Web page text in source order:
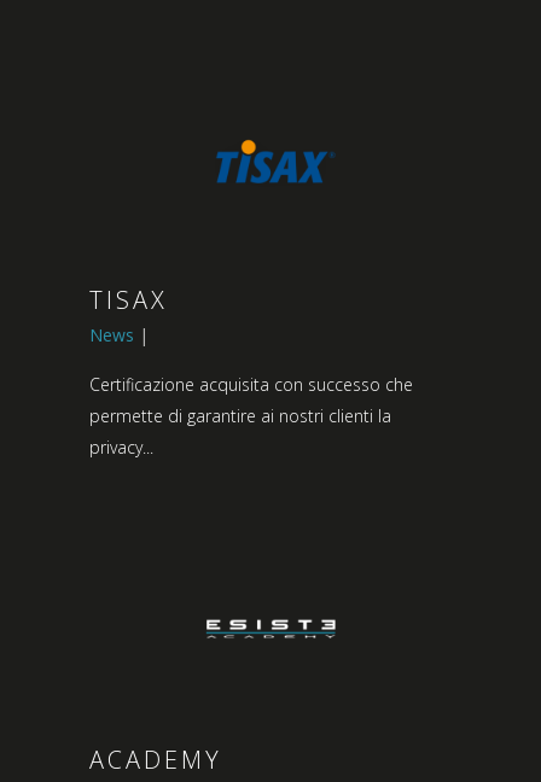
TISAX
News
Certificazione acquisita con successo che
permette di garantire ai nostri clienti la
privacy...
ACADEMY